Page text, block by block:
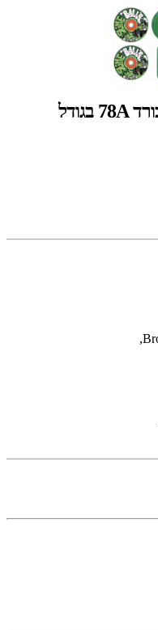
Slime Balls - גלגלים לסקייטבורד 78A בגודל